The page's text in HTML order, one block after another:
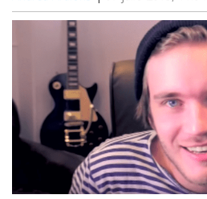
sociales
Plataformas
streaming
Operadores